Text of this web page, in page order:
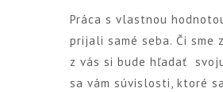
Práca s vlastnou
prijali samé seba. Či
z vás si bude hľadať
sa vám súvislosti, ktoré